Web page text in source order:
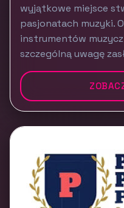
wyjątkowe miejsce
pasjonatach muzyki.
instrumentów
szczególną uwagę